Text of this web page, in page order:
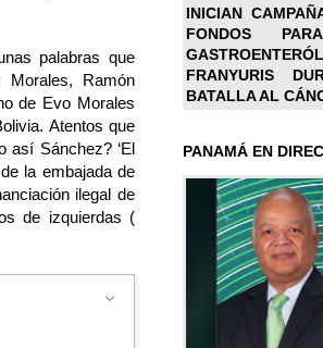
palabras que
Ramón
de Evo Morales
Atentos que
así Sánchez? ‘El
la embajada de
ilegal de
de izquierdas (
INICIAN
FONDOS
FRANYURIS
BATALLA AL
PANAMÁ EN